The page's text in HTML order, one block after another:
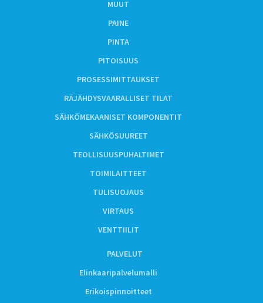
MUUT
PAINE
PINTA
PITOISUUS
PROSESSIMITTAUKSET
RÄJÄHDYSVAARALLISET TILAT
SÄHKÖMEKAANISET KOMPONENTIT
SÄHKÖSUUREET
TEOLLISUUSPUHALTIMET
TOIMILAITTEET
TULISUOJAUS
VIRTAUS
VENTTIILIT
PALVELUT
Elinkaaripalvelumalli
Erikoispinnoitteet